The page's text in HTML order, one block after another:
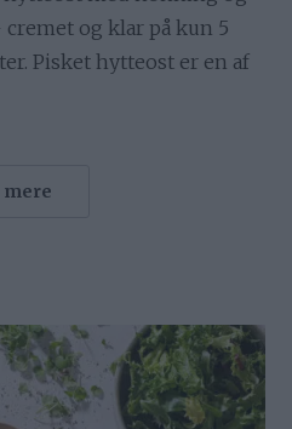
og klar på kun 5
Pisket hytteost er en af
mere